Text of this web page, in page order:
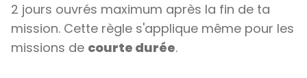
2 jours ouvrés maximum après la fin de ta
mission. Cette règle s'applique même pour les
missions de courte durée.